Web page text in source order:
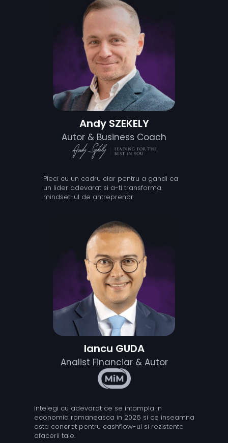
Andy SZEKELY
Autor & Business Coach
Pleci cu un cadru clar pentru a gandi ca
un lider adevarat si a-ti transforma
mindset-ul de antreprenor
Iancu GUDA
Analist Financiar & Autor
Intelegi cu adevarat ce se intampla in
economia romaneasca in 2026 si ce inseamna
asta concret pentru cashflow-ul si rezistenta
afacerii tale.